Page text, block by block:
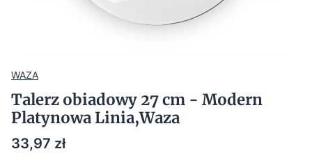
WAZA
Talerz obiadowy 27 cm - Modern
Platynowa Linia,Waza
Cena
33,97 zł